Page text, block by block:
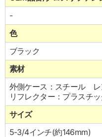
-
色
ブラック
素材
外側ケース：スチール レ
リフレクター：プラスチッ
サイズ
5-3/4インチ(約146mm)